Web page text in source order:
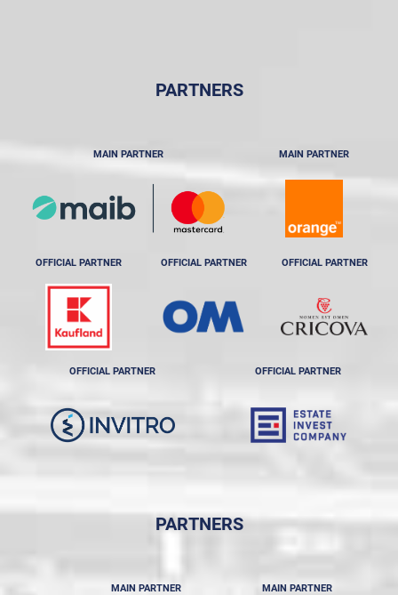
PARTNERS
MAIN PARTNER MAIN PARTNER
OFFICIAL PARTNER OFFICIAL PARTNER OFFICIAL PARTNER
OFFICIAL PARTNER OFFICIAL PARTNER
PARTNERS
MAIN PARTNER MAIN PARTNER